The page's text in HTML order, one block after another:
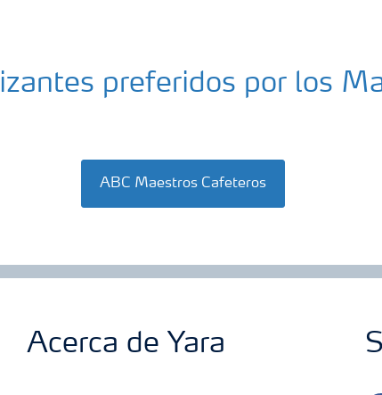
preferidos por los
ABC Maestros Cafeteros
Acerca de Yara